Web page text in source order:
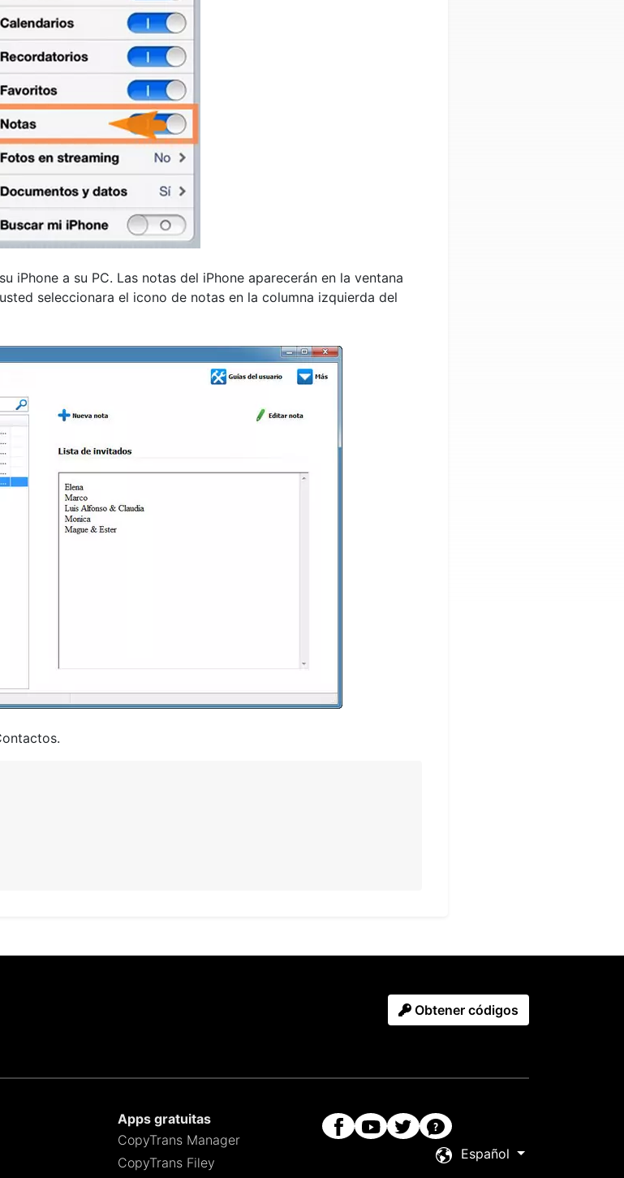
iPhone a su PC. Las notas del iPhone aparecerán en la ventana
seleccionara el icono de notas en la columna izquierda del
Obtener códigos
Apps gratuitas
CopyTrans Manager
CopyTrans Filey
Español